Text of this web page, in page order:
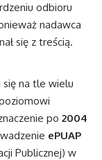
odbioru
nadawca
się z treścią.
się na tle wielu
po 2004
ePUAP
Publicznej) w